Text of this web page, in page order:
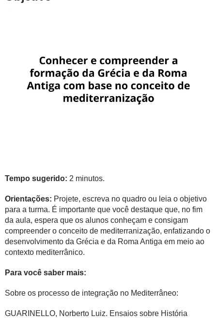
Tempo sugerido: 2 minutos.
Orientações: Projete, escreva no quadro ou leia o objetivo
para a turma. É importante que você destaque que, no fim
da aula, espera que os alunos conheçam e consigam
compreender o conceito de mediterranização, enfatizando o
desenvolvimento da Grécia e da Roma Antiga em meio ao
contexto mediterrânico.
Para você saber mais:
Sobre os processo de integração no Mediterrâneo:
GUARINELLO, Norberto Luiz. Ensaios sobre História